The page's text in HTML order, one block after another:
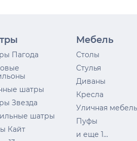
Пагода
шатры
Звезда
шатры
Кайт
Мебель
Столы
Стулья
Диваны
Кресла
Уличная мебель
Пуфы
и еще 1...